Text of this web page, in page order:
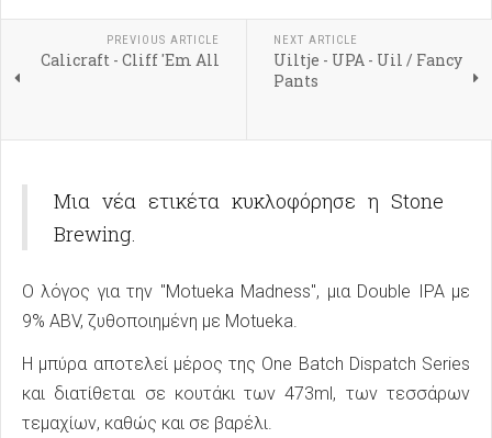
PREVIOUS ARTICLE
Calicraft - Cliff 'Em All
NEXT ARTICLE
Uiltje - UPA - Uil / Fancy
Pants
Μια νέα ετικέτα κυκλοφόρησε η Stone
Brewing.
Ο λόγος για την "Motueka Madness", μια Double IPA με
9% ABV, ζυθοποιημένη με Motueka.
Η μπύρα αποτελεί μέρος της One Batch Dispatch Series
και διατίθεται σε κουτάκι των 473ml, των τεσσάρων
τεμαχίων, καθώς και σε βαρέλι.